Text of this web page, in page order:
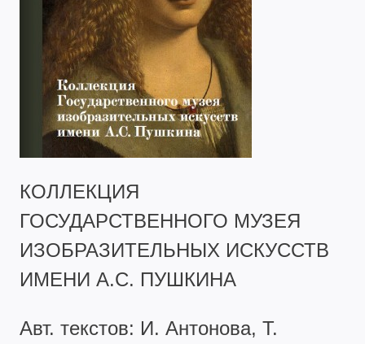
КОЛЛЕКЦИЯ
ГОСУДАРСТВЕННОГО МУЗЕЯ
ИЗОБРАЗИТЕЛЬНЫХ ИСКУССТВ
ИМЕНИ А.С. ПУШКИНА
Авт. текстов: И. Антонова, Т.